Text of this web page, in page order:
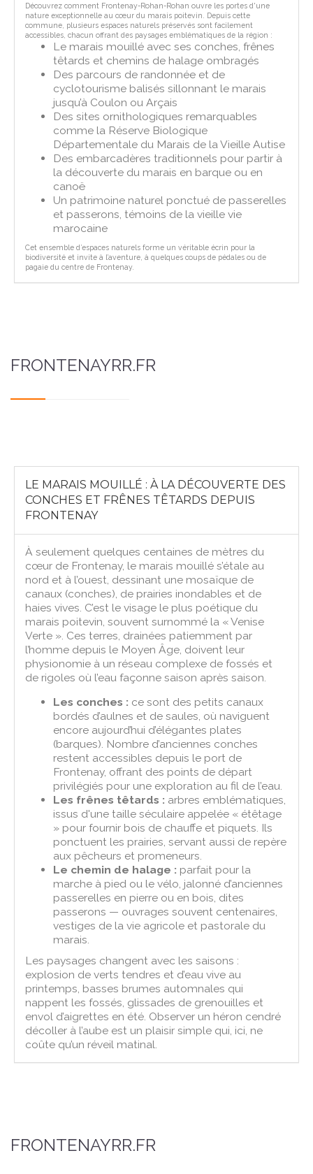
Découvrez comment Frontenay-Rohan-Rohan ouvre les portes d'une
nature exceptionnelle au cœur du marais poitevin. Depuis cette
commune, plusieurs espaces naturels préservés sont facilement
accessibles, chacun offrant des paysages emblématiques de la région :
Le marais mouillé avec ses conches, frênes
têtards et chemins de halage ombragés
Des parcours de randonnée et de
cyclotourisme balisés sillonnant le marais
jusqu’à Coulon ou Arçais
Des sites ornithologiques remarquables
comme la Réserve Biologique
Départementale du Marais de la Vieille Autise
Des embarcadères traditionnels pour partir à
la découverte du marais en barque ou en
canoë
Un patrimoine naturel ponctué de passerelles
et passerons, témoins de la vieille vie
marocaine
Cet ensemble d’espaces naturels forme un véritable écrin pour la
biodiversité et invite à l’aventure, à quelques coups de pédales ou de
pagaie du centre de Frontenay.
FRONTENAYRR.FR
LE MARAIS MOUILLÉ : À LA DÉCOUVERTE DES
CONCHES ET FRÊNES TÊTARDS DEPUIS
FRONTENAY
À seulement quelques centaines de mètres du
cœur de Frontenay, le marais mouillé s’étale au
nord et à l’ouest, dessinant une mosaïque de
canaux (conches), de prairies inondables et de
haies vives. C’est le visage le plus poétique du
marais poitevin, souvent surnommé la « Venise
Verte ». Ces terres, drainées patiemment par
l’homme depuis le Moyen Âge, doivent leur
physionomie à un réseau complexe de fossés et
de rigoles où l’eau façonne saison après saison.
Les conches : ce sont des petits canaux
bordés d’aulnes et de saules, où naviguent
encore aujourd’hui d’élégantes plates
(barques). Nombre d’anciennes conches
restent accessibles depuis le port de
Frontenay, offrant des points de départ
privilégiés pour une exploration au fil de l’eau.
Les frênes têtards : arbres emblématiques,
issus d'une taille séculaire appelée « étêtage
» pour fournir bois de chauffe et piquets. Ils
ponctuent les prairies, servant aussi de repère
aux pêcheurs et promeneurs.
Le chemin de halage : parfait pour la
marche à pied ou le vélo, jalonné d’anciennes
passerelles en pierre ou en bois, dites
passerons — ouvrages souvent centenaires,
vestiges de la vie agricole et pastorale du
marais.
Les paysages changent avec les saisons :
explosion de verts tendres et d’eau vive au
printemps, basses brumes automnales qui
nappent les fossés, glissades de grenouilles et
envol d’aigrettes en été. Observer un héron cendré
décoller à l’aube est un plaisir simple qui, ici, ne
coûte qu’un réveil matinal.
FRONTENAYRR.FR